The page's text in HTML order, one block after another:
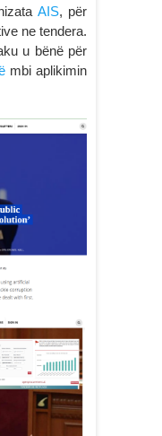
AIS, për
ne tendera.
u bënë për
mbi aplikimin